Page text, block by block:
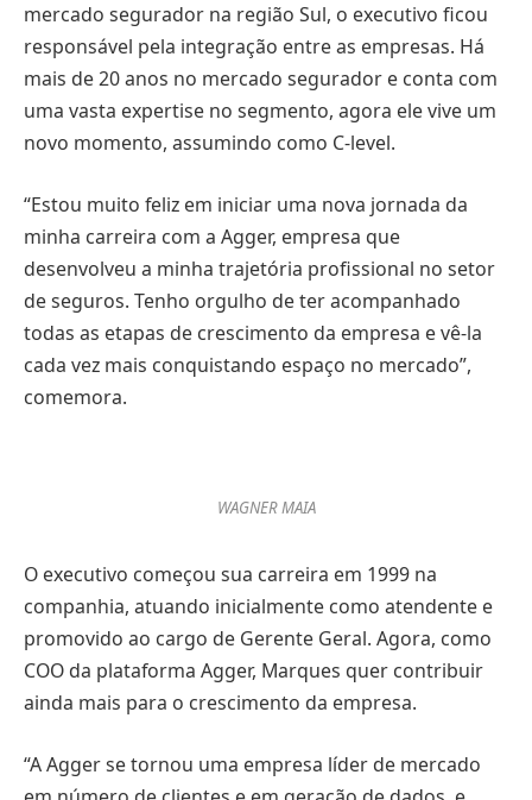
mercado segurador na região Sul, o executivo ficou
responsável pela integração entre as empresas. Há
mais de 20 anos no mercado segurador e conta com
uma vasta expertise no segmento, agora ele vive um
novo momento, assumindo como C-level.
“Estou muito feliz em iniciar uma nova jornada da
minha carreira com a Agger, empresa que
desenvolveu a minha trajetória profissional no setor
de seguros. Tenho orgulho de ter acompanhado
todas as etapas de crescimento da empresa e vê-la
cada vez mais conquistando espaço no mercado”,
comemora.
WAGNER MAIA
O executivo começou sua carreira em 1999 na
companhia, atuando inicialmente como atendente e
promovido ao cargo de Gerente Geral. Agora, como
COO da plataforma Agger, Marques quer contribuir
ainda mais para o crescimento da empresa.
“A Agger se tornou uma empresa líder de mercado